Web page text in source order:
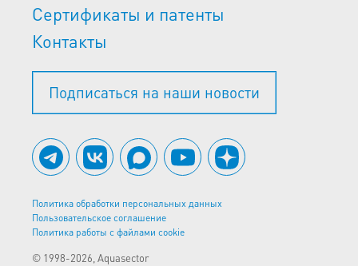
Сертификаты и патенты
Контакты
Подписаться на наши новости
Политика обработки персональных данных
Пользовательское соглашение
Политика работы с файлами cookie
© 1998-2026, Aquasector